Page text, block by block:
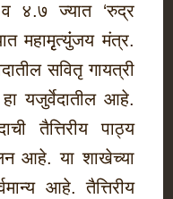
४.७ ज्यात ‘रुद्र
महामृृत्युंंजय मंत्र.
सवितृ गायत्री
यजुर्वेदातील आहे.
तैत्तिरीय पाठ्य
आहे. या शाखेच्या
आहे. तैत्तिरीय